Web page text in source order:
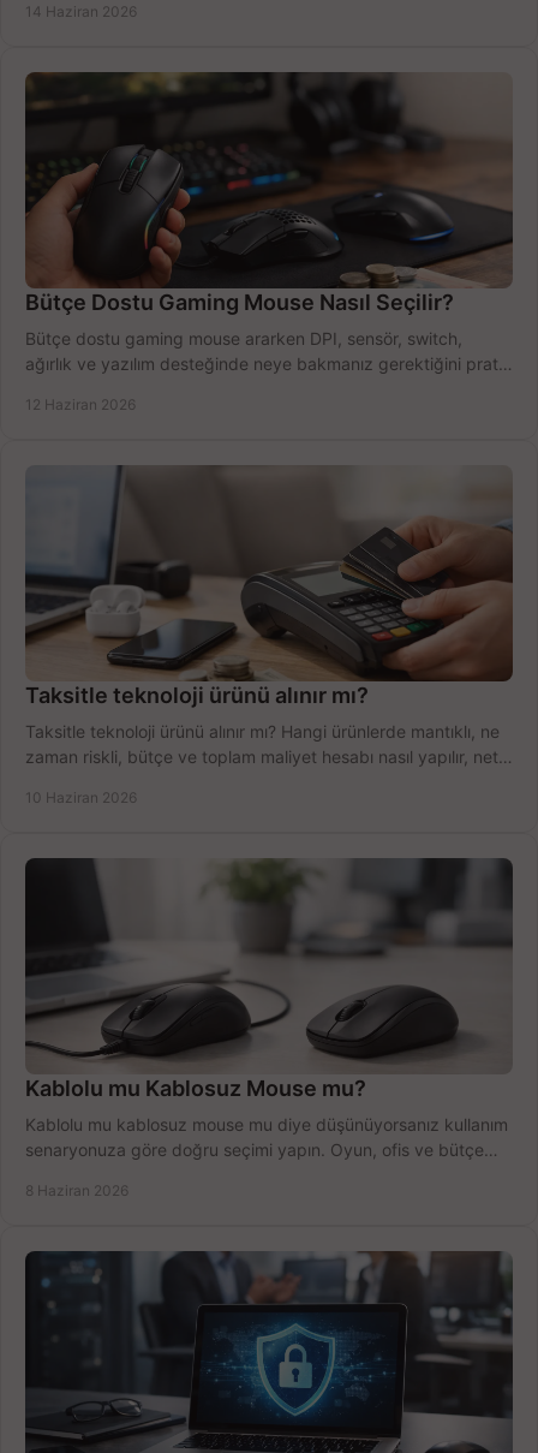
14 Haziran 2026
Bütçe Dostu Gaming Mouse Nasıl Seçilir?
Bütçe dostu gaming mouse ararken DPI, sensör, switch,
ağırlık ve yazılım desteğinde neye bakmanız gerektiğini pratik
12 Haziran 2026
Taksitle teknoloji ürünü alınır mı?
Taksitle teknoloji ürünü alınır mı? Hangi ürünlerde mantıklı, ne
zaman riskli, bütçe ve toplam maliyet hesabı nasıl yapılır, net
10 Haziran 2026
Kablolu mu Kablosuz Mouse mu?
Kablolu mu kablosuz mouse mu diye düşünüyorsanız kullanım
senaryonuza göre doğru seçimi yapın. Oyun, ofis ve bütçe
8 Haziran 2026